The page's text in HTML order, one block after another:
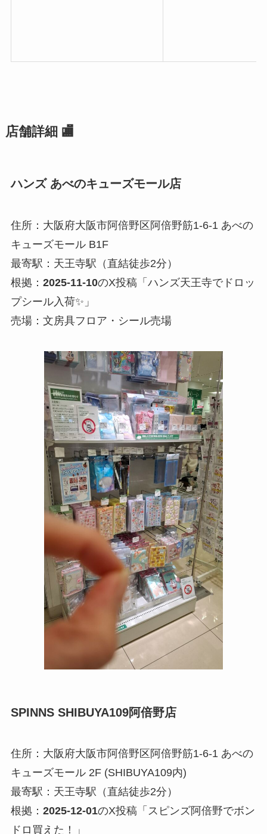
店舗詳細 🏬
ハンズ あべのキューズモール店
住所：大阪府大阪市阿倍野区阿倍野筋1-6-1 あべの
キューズモール B1F
最寄駅：天王寺駅（直結徒歩2分）
根拠： 2025-11-10のX投稿「ハンズ天王寺でドロッ
プシール入荷✨」
売場：文房具フロア・シール売場
SPINNS SHIBUYA109阿倍野店
住所：大阪府大阪市阿倍野区阿倍野筋1-6-1 あべの
キューズモール 2F (SHIBUYA109内)
最寄駅：天王寺駅（直結徒歩2分）
根拠： 2025-12-01のX投稿「スピンズ阿倍野でボン
ドロ買えた！」